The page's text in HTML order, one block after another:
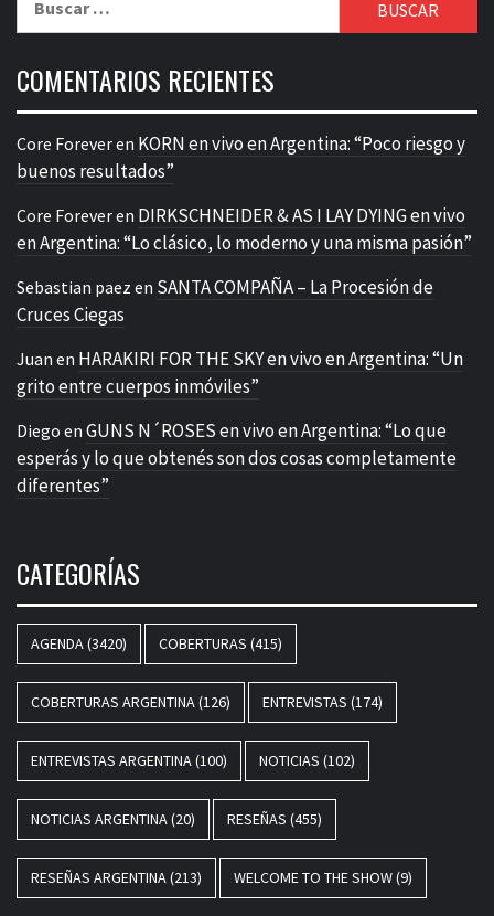
COMENTARIOS RECIENTES
Core Foreveren KORN en vivo en Argentina: “Poco riesgo y
buenos resultados”
Core Foreveren DIRKSCHNEIDER & AS I LAY DYING en vivo
en Argentina: “Lo clásico, lo moderno y una misma pasión”
Sebastian paez en SANTA COMPAÑA – La Procesión de
Cruces Ciegas
Juan en HARAKIRI FOR THE SKY en vivo en Argentina: “Un
grito entre cuerpos inmóviles”
Diego en GUNS N´ROSES en vivo en Argentina: “Lo que
esperás y lo que obtenés son dos cosas completamente
diferentes”
CATEGORÍAS
AGENDA(3420) COBERTURAS (415)
COBERTURAS ARGENTINA(126) ENTREVISTAS (174)
ENTREVISTAS ARGENTINA(100) NOTICIAS (102)
NOTICIAS ARGENTINA(20) RESEÑAS (455)
RESEÑAS ARGENTINA(213) WELCOME TO THE SHOW(9)